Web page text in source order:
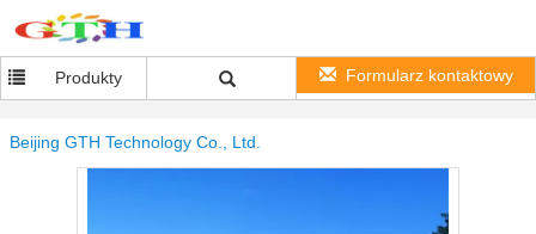
Produkty Formularz kontaktowy
Beijing GTH Technology Co., Ltd.